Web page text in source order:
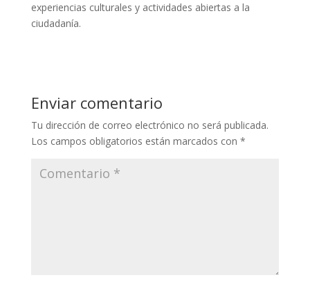
experiencias culturales y actividades abiertas a la
ciudadanía.
Enviar comentario
Tu dirección de correo electrónico no será publicada.
Los campos obligatorios están marcados con *